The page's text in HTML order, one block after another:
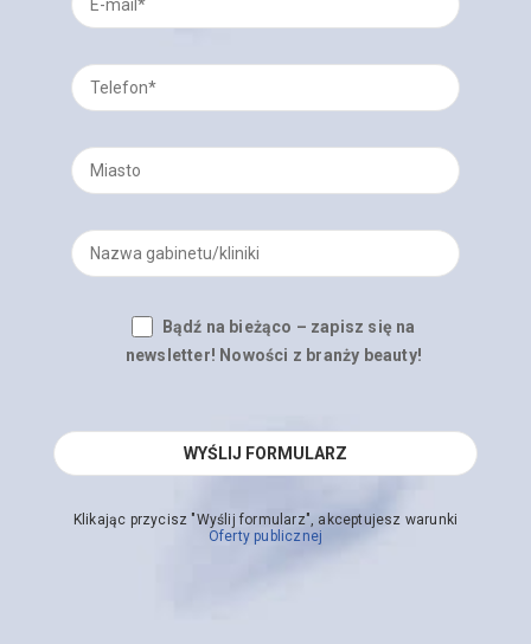
Bądź na bieżąco – zapisz się na
newsletter! Nowości z branży beauty!
Klikając przycisz "Wyślij formularz", akceptujesz warunki
Oferty publicznej